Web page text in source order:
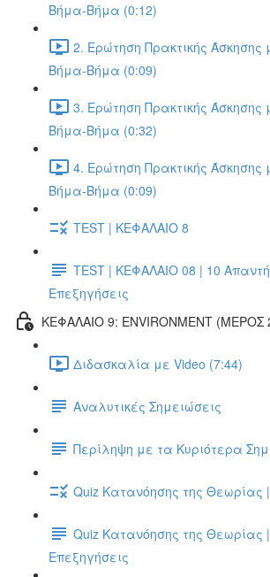
Βήμα-Βήμα (0:12)
2. Ερώτηση Πρακτικής Άσκησης
Βήμα-Βήμα (0:09)
3. Ερώτηση Πρακτικής Άσκησης
Βήμα-Βήμα (0:32)
4. Ερώτηση Πρακτικής Άσκησης
Βήμα-Βήμα (0:09)
TEST | ΚΕΦΑΛΑΙΟ 8
TEST | ΚΕΦΑΛΑΙΟ 08 | 10
Επεξηγήσεις
ΚΕΦΑΛΑΙΟ 9: ENVIRONMENT (ΜΕΡΟΣ
Διδασκαλία με Video (7:44)
Αναλυτικές Σημειώσεις
Περίληψη με τα Κυριότερα
Quiz Κατανόησης της Θεωρίας
Quiz Κατανόησης της Θεωρίας
Επεξηγήσεις